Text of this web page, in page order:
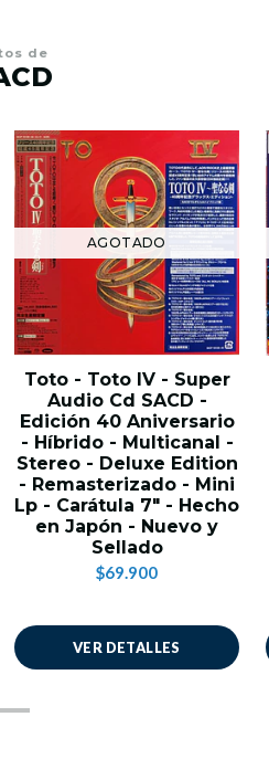
de
AGOTADO
Toto - Toto IV - Super
Audio Cd SACD -
Edición 40 Aniversario
- Híbrido - Multicanal -
Stereo - Deluxe Edition
- Remasterizado - Mini
Lp - Carátula 7" - Hecho
en Japón - Nuevo y
Sellado
$69.900
VER DETALLES